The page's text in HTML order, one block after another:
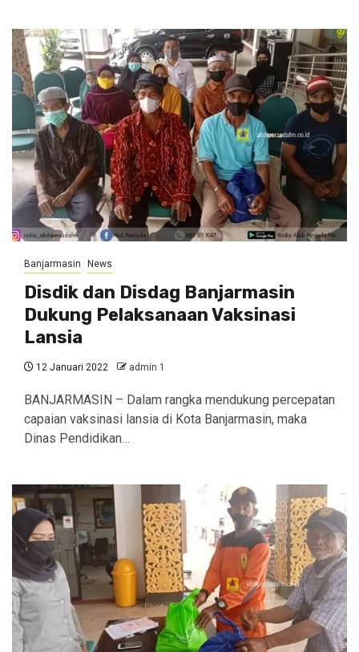
Banjarmasin News
Disdik dan Disdag Banjarmasin
Dukung Pelaksanaan Vaksinasi
Lansia
12 Januari 2022 admin 1
BANJARMASIN – Dalam rangka mendukung percepatan
capaian vaksinasi lansia di Kota Banjarmasin, maka
Dinas Pendidikan…